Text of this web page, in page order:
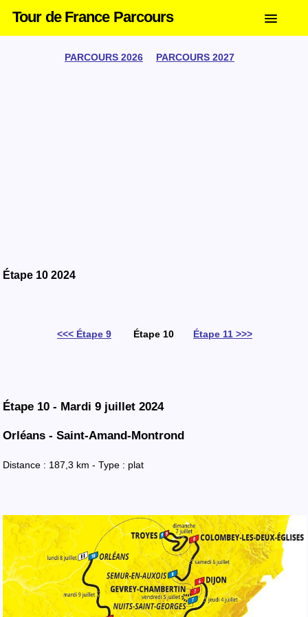
Tour de France Parcours
PARCOURS 2026 PARCOURS 2027
Étape 10 2024
<<< Étape 9 Étape 10 Étape 11 >>>
Étape 10 - Mardi 9 juillet 2024
Orléans - Saint-Amand-Montrond
Distance : 187,3 km - Type : plat